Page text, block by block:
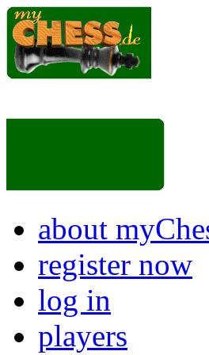
about
register now
log in
players